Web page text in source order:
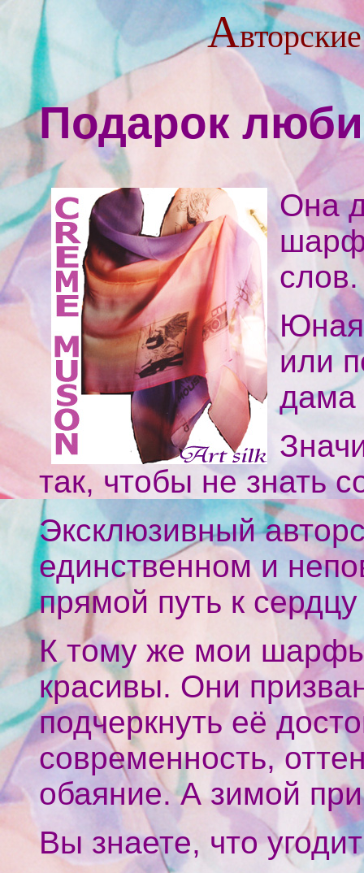
А
Подарок
Она
шарф
слов.
Юная
или
дама
так, чтобы не знать
Эксклюзивный
единственном и
прямой путь к
К тому же мои
красивы. Они
подчеркнуть её
современность,
обаяние. А зимой
Вы знаете, что